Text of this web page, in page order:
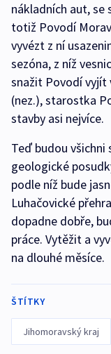
nákladních aut,
totiž Povodí
vyvézt z ní
sezóna, z níž
snažit Povodí vyjít
(nez.), starostka
stavby asi nejvíce.
Teď budou všichni
geologické
podle níž bude
Luhačovické
dopadne dobře,
práce. Vytěžit a
na dlouhé měsíce.
ŠTÍTKY
Jihomoravský kraj